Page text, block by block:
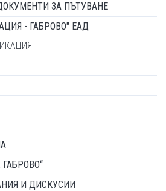
ЗА ПЪТУВАНЕ
- ГАБРОВО" ЕАД
И ДИСКУСИИ